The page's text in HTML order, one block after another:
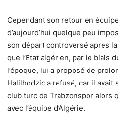
Cependant son retour en
d’aujourd’hui quelque peu
son départ controversé après
que l’Etat algérien, par le biais
l’époque, lui a proposé de
Halilhodzic a refusé, car il avait
club turc de Trabzonspor alors
avec l’équipe d’Algérie.